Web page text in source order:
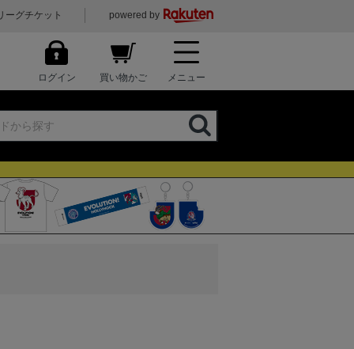
ーグチケット powered by
ログイン 買い物かご メニュー